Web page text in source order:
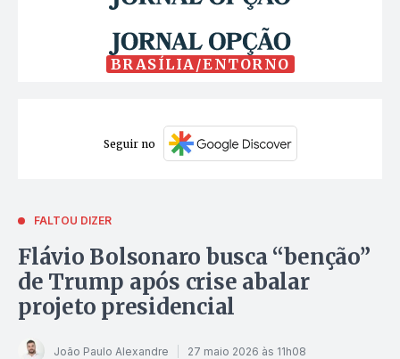
BRASÍLIA/ENTORNO
Seguir no
FALTOU DIZER
Flávio Bolsonaro busca “benção”
de Trump após crise abalar
projeto presidencial
João Paulo Alexandre 27 maio 2026 às 11h08